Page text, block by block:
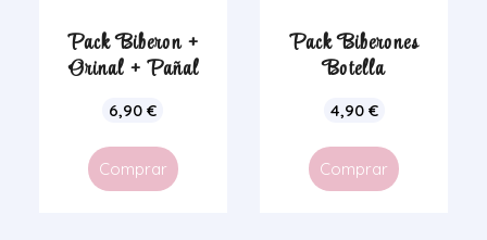
Pack Biberon +
Orinal + Pañal
6,90€
Comprar
Pack Biberones
Botella
4,90 €
Comprar